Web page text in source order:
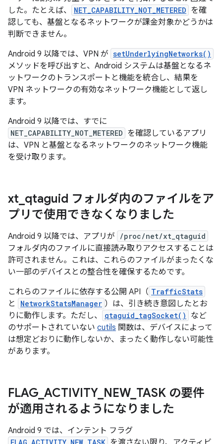
した。たとえば、
NET_CAPABILITY_NOT_METERED を確
認しても、基盤となるネットワークが課金対象かどうかは
判断できません。
Android 9 以降では、VPN が setUnderlyingNetworks()
メソッドを呼び出すと、Android システムは基盤となるネ
ットワークのトランスポートと機能を統合し、結果を
VPN ネットワークの有効なネットワーク機能として返し
ます。
Android 9 以降では、すでに
NET_CAPABILITY_NOT_METERED を確認しているアプリ
は、VPN と基盤となるネットワークのネットワーク機能
を受け取ります。
xt qtaguid フォルダ内のファイルをア
プリで使用できなくなりました
Android 9 以降では、アプリが /proc/net/xt_qtaguid
フォルダ内のファイルに直接読み取りアクセスすることは
許可されません。これは、これらのファイルがまったくな
い一部のデバイスとの整合性を確保するためです。
これらのファイルに依存する公開 API（ TrafficStats
と NetworkStatsManager ）は、引き続き意図したとお
りに動作します。ただし、
qtaguid_tagSocket()
など
のサポートされていない cutils 関数は、デバイスによって
は想定どおりに動作しないか、まったく動作しない可能性
があります。
FLAG ACTIVITY_ NEW_ TASK の要件
が適用されるようになりました
Android 9 では、インテント フラグ